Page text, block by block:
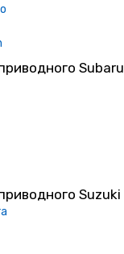
Subaru
Suzuki